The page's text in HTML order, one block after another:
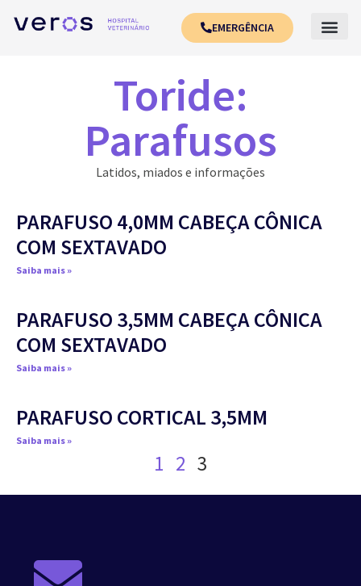
EMERGÊNCIA
Toride:
Parafusos
Latidos, miados e informações
PARAFUSO 4,0MM CABEÇA CÔNICA
COM SEXTAVADO
Saiba mais »
PARAFUSO 3,5MM CABEÇA CÔNICA
COM SEXTAVADO
Saiba mais »
PARAFUSO CORTICAL 3,5MM
Saiba mais »
1 2 3